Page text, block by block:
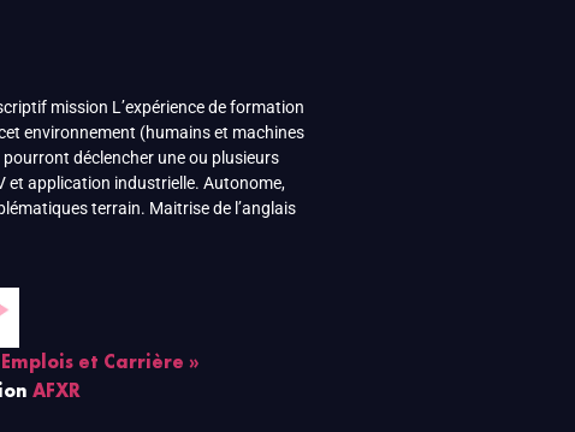
mission L’expérience de formation
environnement (humains et machines
déclencher une ou plusieurs
et application industrielle. Autonome,
terrain. Maitrise de l’anglais
et Carrière »
AFXR